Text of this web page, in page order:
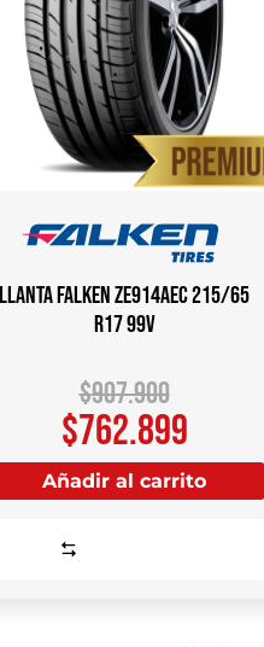
Llanta FALKEN ZE914AEC 215/65
R17 99V
$907.900
$762.899
Añadir al carrito